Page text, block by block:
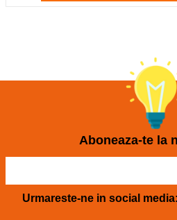
Aboneaza-te la
Urmareste-ne in social media: